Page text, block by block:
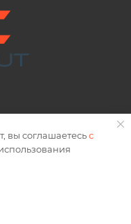
вы соглашаетесьс